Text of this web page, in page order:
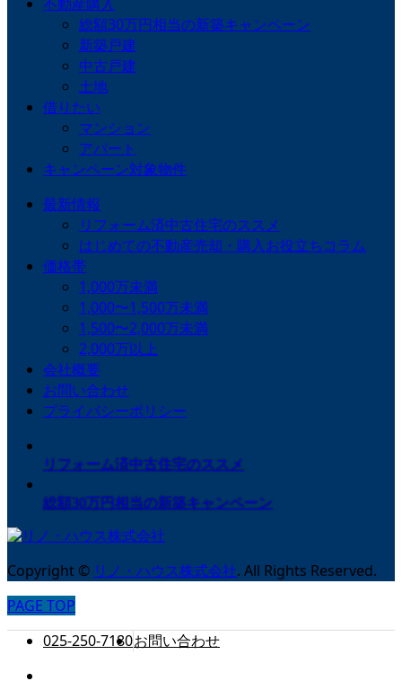
総額30万円相当の新築キャンペーン
新築戸建
中古戸建
土地
借りたい
マンション
アパート
キャンペーン対象物件
最新情報
リフォーム済中古住宅のススメ
はじめての不動産売却・購入お役立ちコラム
価格帯
1,000万未満
1,000〜1,500万未満
1,500〜2,000万未満
2,000万以上
会社概要
お問い合わせ
プライバシーポリシー
リフォーム済中古住宅のススメ
総額30万円相当の新築キャンペーン
Copyright © リノ・ハウス株式会社. All Rights Reserved.
PAGE TOP
025-250-7180お問い合わせ